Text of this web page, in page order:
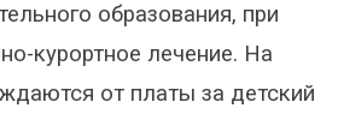
образования, при
курортное лечение. На
от платы за детский